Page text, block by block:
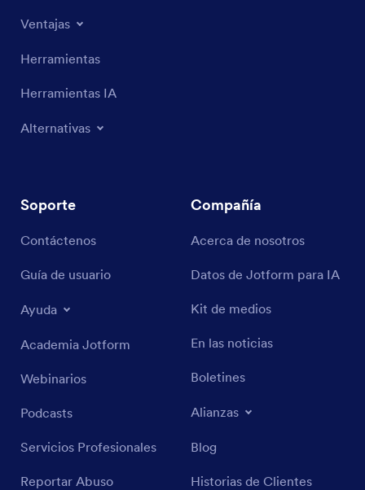
Ventajas
Herramientas
Herramientas IA
Alternativas
Soporte
Contáctenos
Guía de usuario
Ayuda
Academia Jotform
Webinarios
Podcasts
Servicios Profesionales
Reportar Abuso
Compañía
Acerca de nosotros
Datos de Jotform para IA
Kit de medios
En las noticias
Boletines
Alianzas
Blog
Historias de Clientes